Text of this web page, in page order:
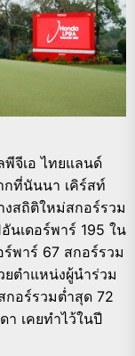
จีเอ ไทยแลนด์
กที่นันนา เคิร์สท์
สถิติใหม่สกอร์รวม
นเดอร์พาร์ 195 ใน
ร์พาร์ 67 สกอร์รวม
ตำแหน่งผู้นำร่วม
อร์รวมต่ำสุด 72
า เคยทำไว้ในปี